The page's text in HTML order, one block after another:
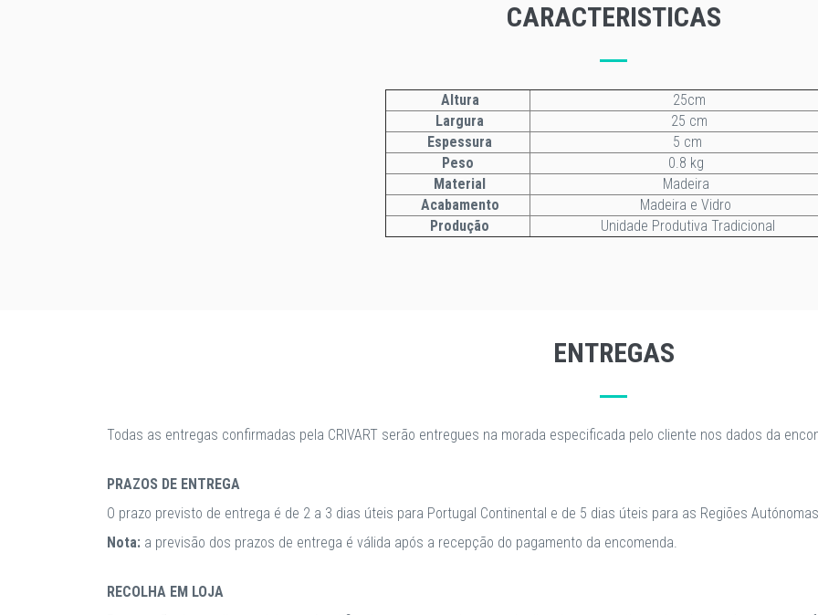
CARACTERISTICAS
Altura
25cm
Largura
25 cm
Espessura
5 cm
Peso
0.8 kg
Material
Madeira
Acabamento
Madeira e Vidro
Produção
Unidade Produtiva Tradicional
ENTREGAS
Todas as entregas confirmadas pela CRIVART serão entregues na morada especificada pelo cliente nos dados da
PRAZOS DE ENTREGA
O prazo previsto de entrega é de 2 a 3 dias úteis para Portugal Continental e de 5 dias úteis para as Regiões
Nota: a previsão dos prazos de entrega é válida após a recepção do pagamento da encomenda.
RECOLHA EM LOJA